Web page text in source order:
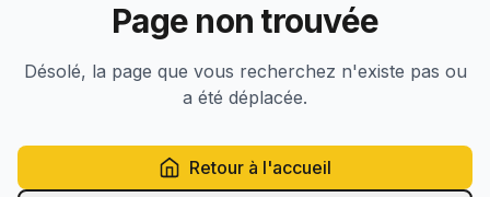
Page non trouvée
Désolé, la page que vous recherchez n'existe pas ou
a été déplacée.
Retour à l'accueil